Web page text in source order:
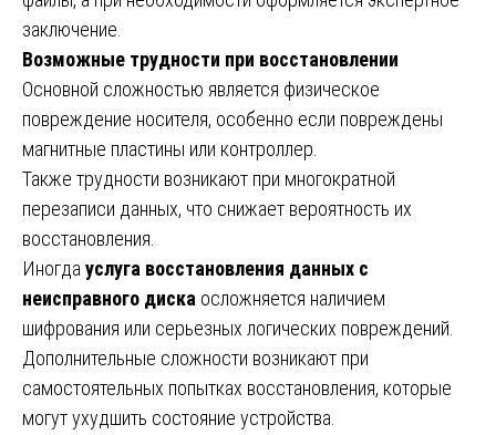
заключение.
Возможные трудности при восстановлении
Основной сложностью является физическое
повреждение носителя, особенно если повреждены
магнитные пластины или контроллер.
Также трудности возникают при многократной
перезаписи данных, что снижает вероятность их
восстановления.
Иногда услуга восстановления данных с
неисправного диска осложняется наличием
шифрования или серьезных логических повреждений.
Дополнительные сложности возникают при
самостоятельных попытках восстановления, которые
могут ухудшить состояние устройства.